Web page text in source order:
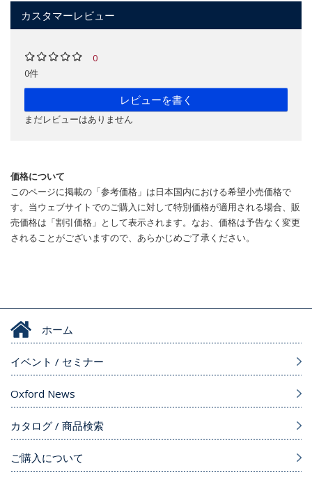
カスタマーレビュー
0
0件
レビューを書く
まだレビューはありません
価格について
このページに掲載の「参考価格」は日本国内における希望小売価格で
す。当ウェブサイトでのご購入に対して特別価格が適用される場合、販
売価格は「割引価格」として表示されます。なお、価格は予告なく変更
されることがございますので、あらかじめご了承ください。
ホーム
イベント / セミナー
Oxford News
カタログ / 商品検索
ご購入について